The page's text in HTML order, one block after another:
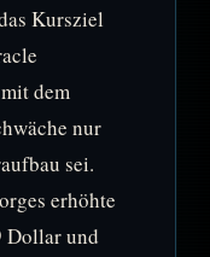
Kursziel
dem
nur
sei.
erhöhte
Dollar und